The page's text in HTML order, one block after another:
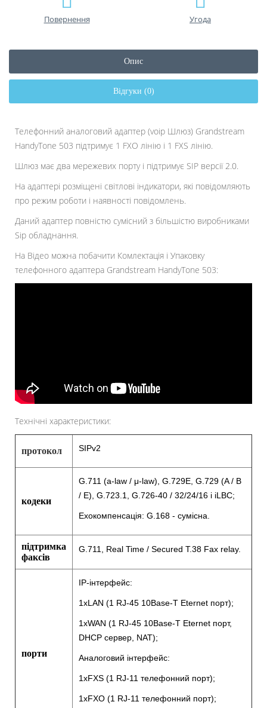
Повернення Угода
Опис
Відгуки (0)
Телефонний аналоговий адаптер (voip Шлюз) Grandstream
HandyTone 503 підтримує 1 FXO лінію і 1 FXS лінію.
Шлюз має два мережевих порту і підтримує SIP версії 2.0.
На адаптері розміщені світлові індикатори, які повідомляють
про режим роботи і наявності повідомлень.
Даний адаптер повністю сумісний з більшістю виробниками
Sip обладнання.
На Відео можна побачити Комлектація і Упаковку
телефонного адаптера Grandstream HandyTone 503:
Технічні характеристики:
протокол SIPv2
кодеки
G.711 (a-law / μ-law), G.729E, G.729 (A / B
/ E), G.723.1, G.726-40 / 32/24/16 і iLBC;
Ехокомпенсація: G.168 - сумісна.
підтримка
факсів
G.711, Real Time / Secured T.38 Fax relay.
порти
IP-інтерфейс:
1xLAN (1 RJ-45 10Base-T Eternet порт);
1xWAN (1 RJ-45 10Base-T Eternet порт,
DHCP сервер, NAT);
Аналоговий інтерфейс:
1xFXS (1 RJ-11 телефонний порт);
1xFXO (1 RJ-11 телефонний порт);